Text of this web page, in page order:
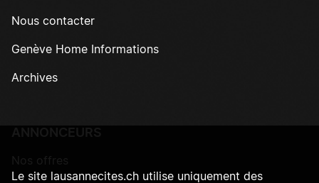
Nous contacter
Genève Home Informations
Archives
Le site lausannecites.ch utilise uniquement des